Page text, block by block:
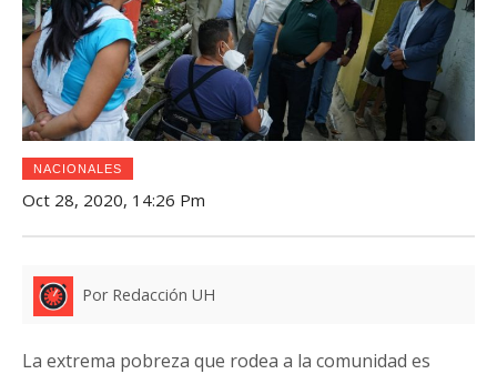
NACIONALES
Oct 28, 2020, 14:26 Pm
Por Redacción UH
La extrema pobreza que rodea a la comunidad es